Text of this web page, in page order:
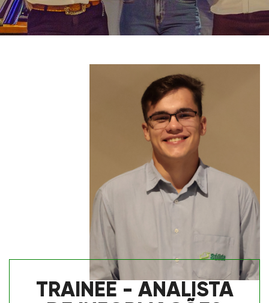
TRAINEE - ANALISTA